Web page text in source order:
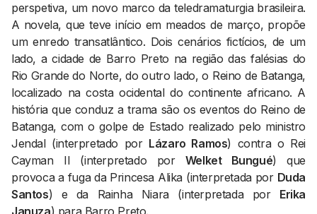
perspetiva, um novo marco da teledramaturgia brasileira.
A novela, que teve início em meados de março, propõe
um enredo transatlântico. Dois cenários fictícios, de um
lado, a cidade de Barro Preto na região das falésias do
Rio Grande do Norte, do outro lado, o Reino de Batanga,
localizado na costa ocidental do continente africano. A
história que conduz a trama são os eventos do Reino de
Batanga, com o golpe de Estado realizado pelo ministro
Jendal (interpretado por Lázaro Ramos) contra o Rei
Cayman II (interpretado por Welket Bungué) que
provoca a fuga da Princesa Alika (interpretada por Duda
Santos) e da Rainha Niara (interpretada por Erika
Januza) para Barro Preto.